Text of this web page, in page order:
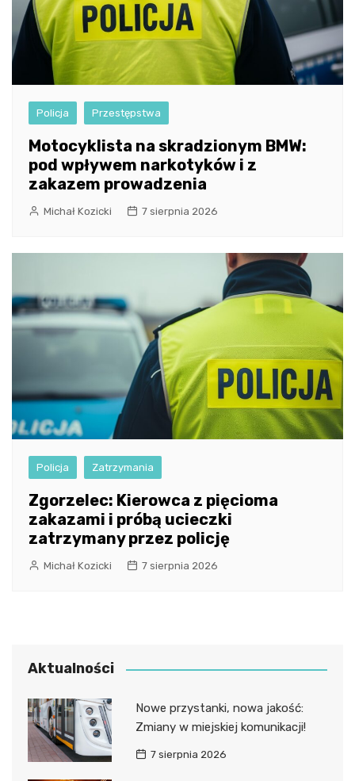
Policja Przestępstwa
Motocyklista na skradzionym BMW:
pod wpływem narkotyków i z
zakazem prowadzenia
Michał Kozicki 7 sierpnia 2026
Policja Zatrzymania
Zgorzelec: Kierowca z pięcioma
zakazami i próbą ucieczki
zatrzymany przez policję
Michał Kozicki 7 sierpnia 2026
Aktualności
Nowe przystanki, nowa jakość:
Zmiany w miejskiej komunikacji!
7 sierpnia 2026